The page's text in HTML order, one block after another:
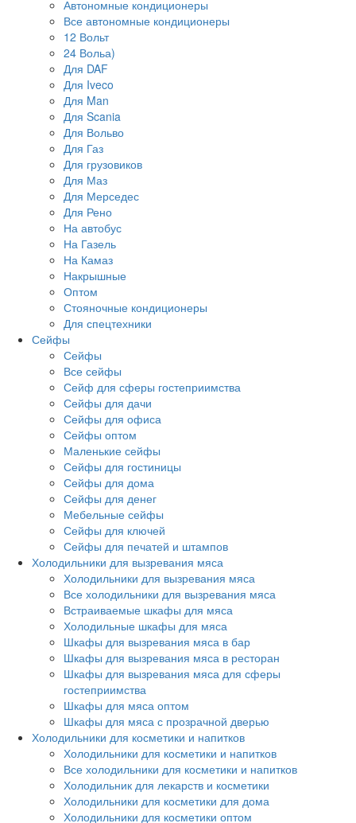
Автономные кондиционеры
Все автономные кондиционеры
12 Вольт
24 Вольа)
Для DAF
Для Iveco
Для Man
Для Scania
Для Вольво
Для Газ
Для грузовиков
Для Маз
Для Мерседес
Для Рено
На автобус
На Газель
На Камаз
Накрышные
Оптом
Стояночные кондиционеры
Для спецтехники
Сейфы
Сейфы
Все сейфы
Сейф для сферы гостеприимства
Сейфы для дачи
Сейфы для офиса
Сейфы оптом
Маленькие сейфы
Сейфы для гостиницы
Сейфы для дома
Сейфы для денег
Мебельные сейфы
Сейфы для ключей
Сейфы для печатей и штампов
Холодильники для вызревания мяса
Холодильники для вызревания мяса
Все холодильники для вызревания мяса
Встраиваемые шкафы для мяса
Холодильные шкафы для мяса
Шкафы для вызревания мяса в бар
Шкафы для вызревания мяса в ресторан
Шкафы для вызревания мяса для сферы
гостеприимства
Шкафы для мяса оптом
Шкафы для мяса с прозрачной дверью
Холодильники для косметики и напитков
Холодильники для косметики и напитков
Все холодильники для косметики и напитков
Холодильник для лекарств и косметики
Холодильники для косметики для дома
Холодильники для косметики оптом